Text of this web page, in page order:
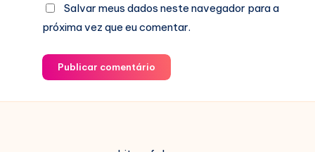
Salvar meus dados neste navegador para a
próxima vez que eu comentar.
Publicar comentário